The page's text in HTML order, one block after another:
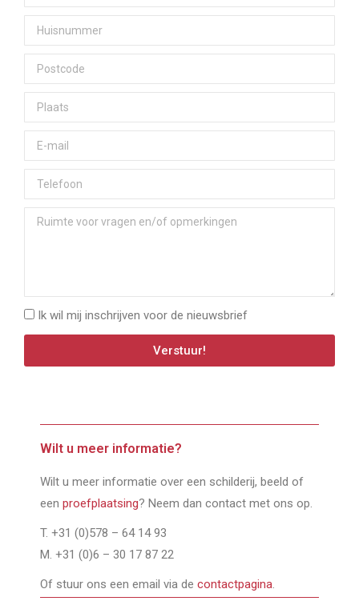
Ik wil mij inschrijven voor de nieuwsbrief
Verstuur!
Wilt u meer informatie?
Wilt u meer informatie over een schilderij, beeld of
een proefplaatsing? Neem dan contact met ons op.
T. +31 (0)578 – 64 14 93
M. +31 (0)6 – 30 17 87 22
Of stuur ons een email via de contactpagina.